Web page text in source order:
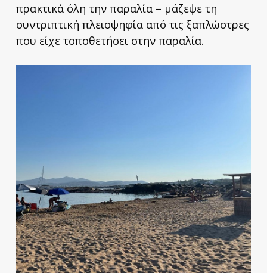
πρακτικά όλη την παραλία – μάζεψε τη
συντριπτική πλειοψηφία από τις ξαπλώστρες
που είχε τοποθετήσει στην παραλία.